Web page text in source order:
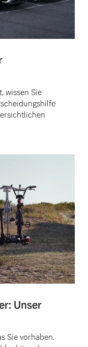
wissen Sie
Unser
Sie vorhaben.